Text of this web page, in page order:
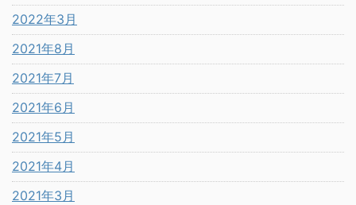
2022年3月
2021年8月
2021年7月
2021年6月
2021年5月
2021年4月
2021年3月